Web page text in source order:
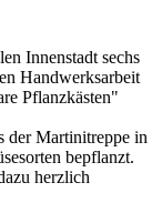
Innenstadt sechs
Handwerksarbeit
Pflanzkästen"
der Martinitreppe in
bepflanzt.
herzlich